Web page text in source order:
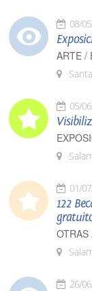
08/
ARTE /
05/
01/
122
OTRAS
26/